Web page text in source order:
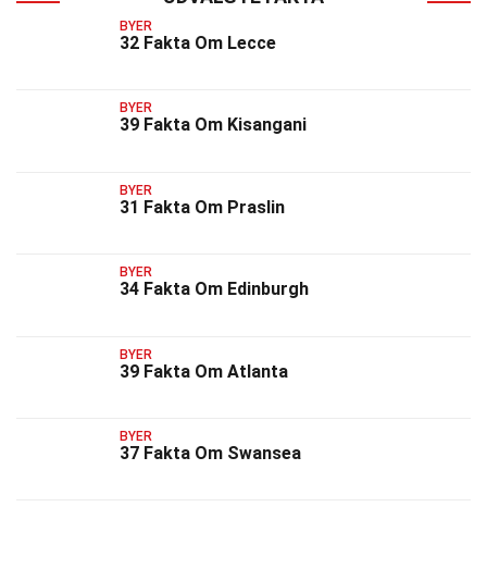
BYER
32 Fakta Om Lecce
BYER
39 Fakta Om Kisangani
BYER
31 Fakta Om Praslin
BYER
34 Fakta Om Edinburgh
BYER
39 Fakta Om Atlanta
BYER
37 Fakta Om Swansea